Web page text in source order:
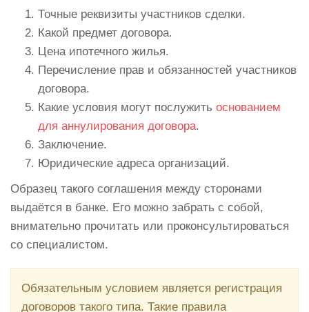
Точные реквизиты участников сделки.
Какой предмет договора.
Цена ипотечного жилья.
Перечисление прав и обязанностей участников
договора.
Какие условия могут послужить основанием
для аннулирования договора.
Заключение.
Юридические адреса организаций.
Образец такого соглашения между сторонами
выдаётся в банке. Его можно забрать с собой,
внимательно прочитать или проконсультироваться
со специалистом.
Обязательным условием является регистрация
договоров такого типа. Такие правила